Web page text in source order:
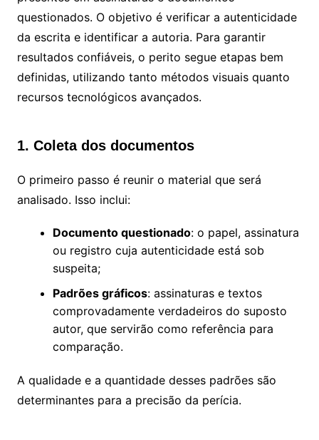
questionados. O objetivo é verificar a autenticidade
da escrita e identificar a autoria. Para garantir
resultados confiáveis, o perito segue etapas bem
definidas, utilizando tanto métodos visuais quanto
recursos tecnológicos avançados.
1. Coleta dos documentos
O primeiro passo é reunir o material que será
analisado. Isso inclui:
Documento questionado: o papel, assinatura
ou registro cuja autenticidade está sob
suspeita;
Padrões gráficos: assinaturas e textos
comprovadamente verdadeiros do suposto
autor, que servirão como referência para
comparação.
A qualidade e a quantidade desses padrões são
determinantes para a precisão da perícia.